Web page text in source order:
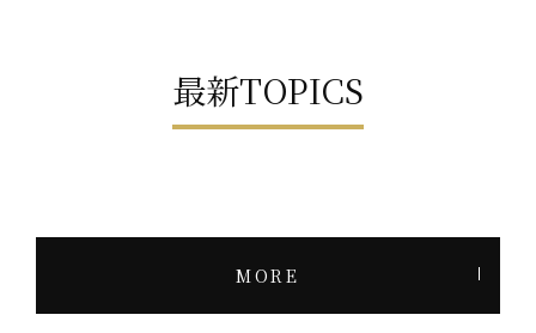
最新TOPICS
MORE